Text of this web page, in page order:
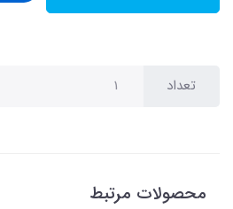
تعداد
محصولات مرتبط